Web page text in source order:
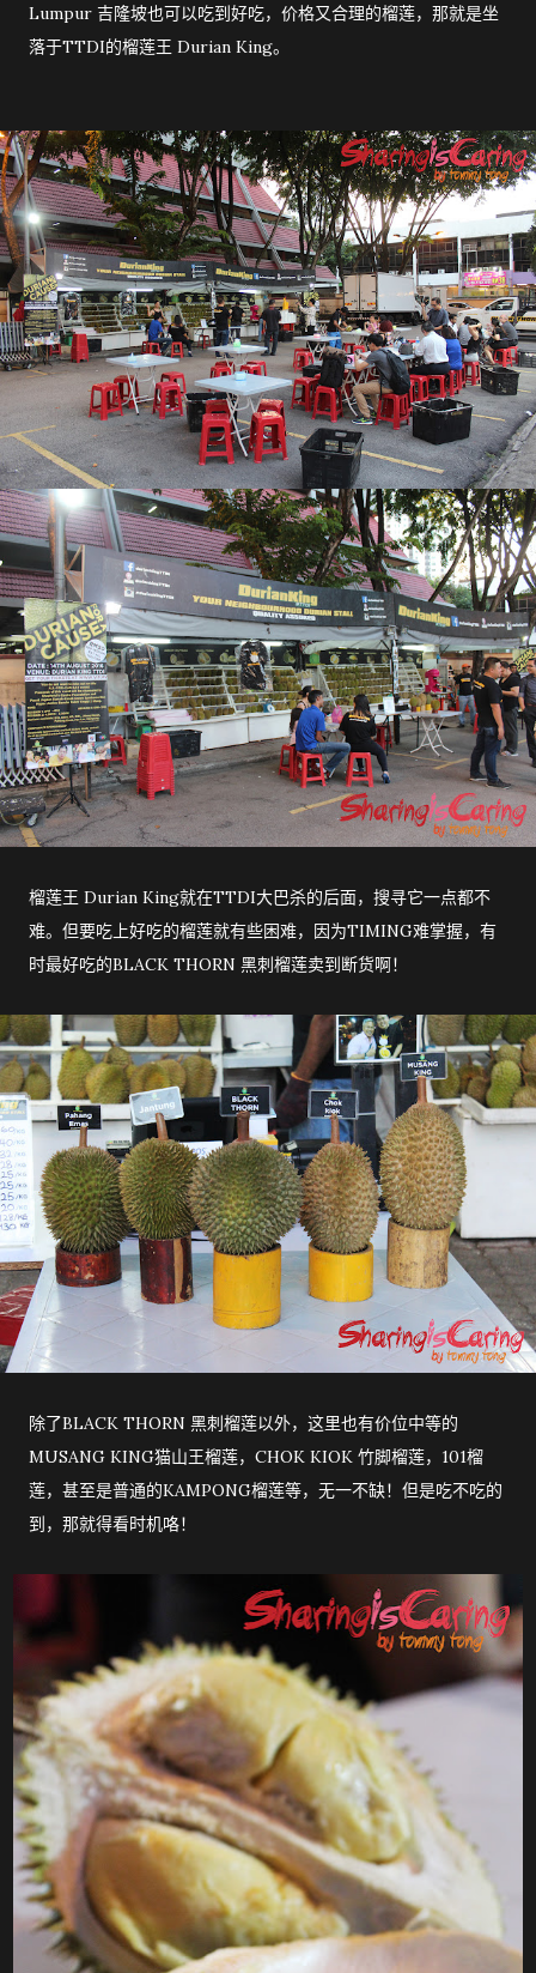
Lumpur 吉隆坡也可以吃到好吃，价格又合理的榴莲，那就是坐
落于TTDI的榴莲王 Durian King。
榴莲王 Durian King就在TTDI大巴杀的后面，搜寻它一点都不
难。但要吃上好吃的榴莲就有些困难，因为TIMING难掌握，有
时最好吃的BLACK THORN 黑刺榴莲卖到断货啊！
除了BLACK THORN 黑刺榴莲以外，这里也有价位中等的
MUSANG KING猫山王榴莲，CHOK KIOK 竹脚榴莲，101榴
莲，甚至是普通的KAMPONG榴莲等，无一不缺！但是吃不吃的
到，那就得看时机咯！